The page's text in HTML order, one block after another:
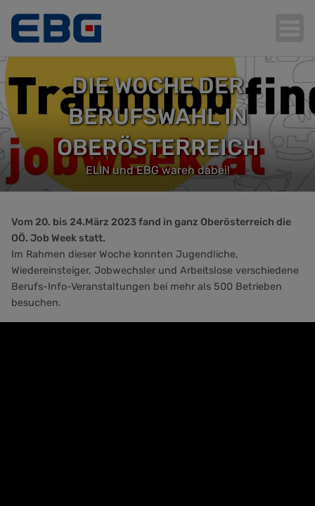
Hauptnavigation
DIE WOCHE DER
BERUFSWAHL IN
OBERÖSTERREICH
ELIN und EBG waren dabei!
Vom 20. bis 24.März 2023 fand in ganz Oberösterreich die
OÖ. Job Week statt.
Im Rahmen dieser Woche konnten Jugendliche,
Wiedereinsteiger, Jobwechsler und Arbeitslose verschiedene
Berufs-Info-Veranstaltungen bei mehr als 500 Betrieben
besuchen.